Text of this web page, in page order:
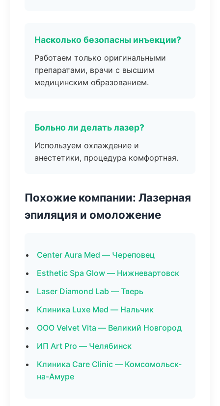
Насколько безопасны инъекции?
Работаем только оригинальными
препаратами, врачи с высшим
медицинским образованием.
Больно ли делать лазер?
Используем охлаждение и
анестетики, процедура комфортная.
Похожие компании: Лазерная
эпиляция и омоложение
Center Aura Med — Череповец
Esthetic Spa Glow — Нижневартовск
Laser Diamond Lab — Тверь
Клиника Luxe Med — Нальчик
ООО Velvet Vita — Великий Новгород
ИП Art Pro — Челябинск
Клиника Care Clinic — Комсомольск-
на-Амуре